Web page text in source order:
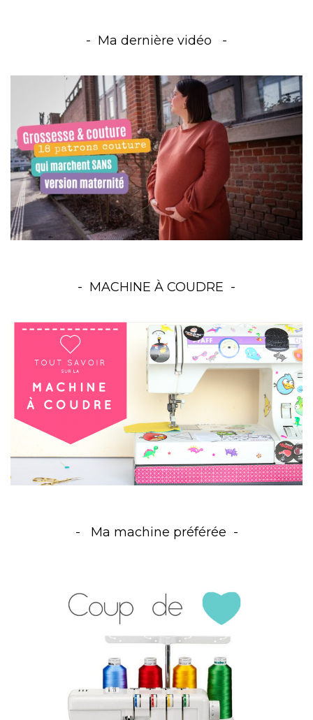
Ma dernière vidéo
MACHINE À COUDRE
Ma machine préférée